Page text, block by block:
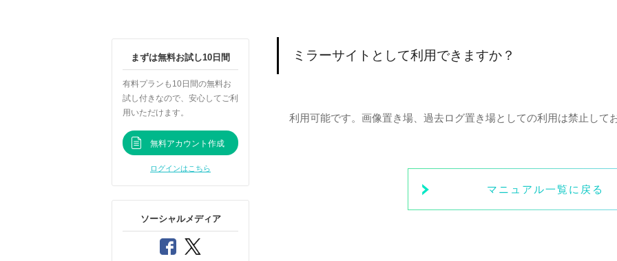
ミラーサイトとして利用できますか？
利用可能です。画像置き場、過去ログ置き場としての利用は禁止して
マニュアル一覧に戻る
まずは無料お試し10日間
有料プランも10日間の無料お
試し付きなので、安心してご利
用いただけます。
無料アカウント作成
ログインはこちら
ソーシャルメディア